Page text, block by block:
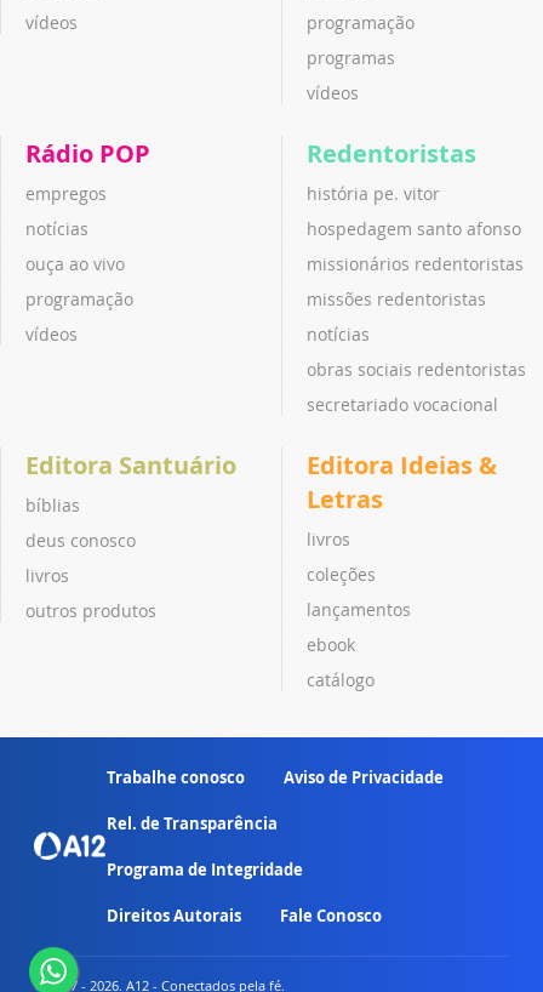
vídeos
programação
programas
vídeos
Rádio POP
empregos
notícias
ouça ao vivo
programação
vídeos
Redentoristas
história pe. vitor
hospedagem santo afonso
missionários redentoristas
missões redentoristas
notícias
obras sociais redentoristas
secretariado vocacional
Editora Santuário
bíblias
deus conosco
livros
outros produtos
Editora Ideias &
Letras
livros
coleções
lançamentos
ebook
catálogo
Trabalhe conosco Aviso de Privacidade
Rel. de Transparência
Programa de Integridade
Direitos Autorais Fale Conosco
© 2007 - 2026. A12 - Conectados pela fé.